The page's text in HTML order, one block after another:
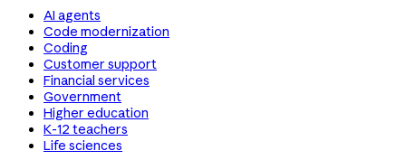
AI agents
Code modernization
Coding
Customer support
Financial services
Government
Higher education
K-12 teachers
Life sciences